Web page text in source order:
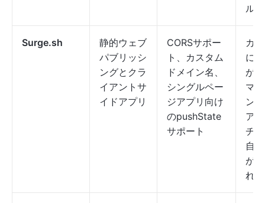
ル
Surge.sh
静的ウェブ
パブリッシ
ングとクラ
イアントサ
イドアプリ
CORSサポー
ト、カスタム
ドメイン名、
シングルペー
ジアプリ向け
のpushState
サポート
カ
に
が
マ
ン
ア
チ
自
が
れ